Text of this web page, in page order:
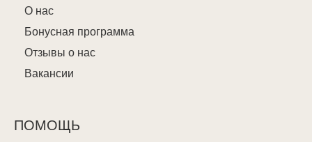
О нас
Бонусная программа
Отзывы о нас
Вакансии
ПОМОЩЬ